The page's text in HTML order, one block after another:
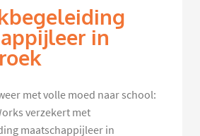
in
met volle moed naar school:
verzekert met
maatschappijleer in